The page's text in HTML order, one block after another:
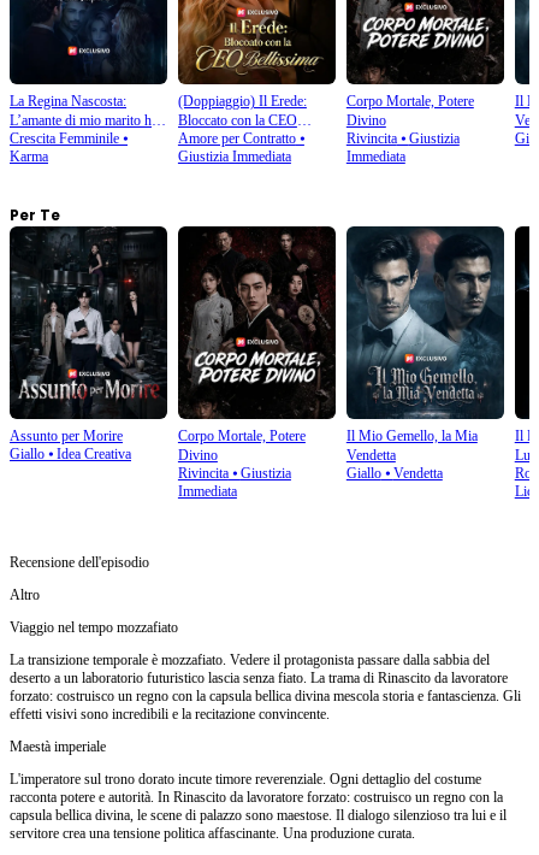
La Regina Nascosta:
L’amante di mio marito ha
distrutto il mio impero
Crescita Femminile ⦁
Karma
(Doppiaggio) Il Erede:
Bloccato con la CEO
Bellissima
Amore per Contratto⦁
Giustizia Immediata
Corpo Mortale, Potere
Divino
Rivincita⦁ Giustizia
Immediata
Il
Per Te
Assunto per Morire
Giallo ⦁ Idea Creativa
Corpo Mortale, Potere
Divino
Rivincita⦁ Giustizia
Immediata
Il Mio Gemello, la Mia
Vendetta
Giallo⦁ Vendetta
Il
Recensione dell'episodio
Altro
Viaggio nel tempo mozzafiato
La transizione temporale è mozzafiato. Vedere il protagonista passare dalla sabbia del
deserto a un laboratorio futuristico lascia senza fiato. La trama di Rinascito da lavoratore
forzato: costruisco un regno con la capsula bellica divina mescola storia e fantascienza. Gli
effetti visivi sono incredibili e la recitazione convincente.
Maestà imperiale
L'imperatore sul trono dorato incute timore reverenziale. Ogni dettaglio del costume
racconta potere e autorità. In Rinascito da lavoratore forzato: costruisco un regno con la
capsula bellica divina, le scene di palazzo sono maestose. Il dialogo silenzioso tra lui e il
servitore crea una tensione politica affascinante. Una produzione curata.